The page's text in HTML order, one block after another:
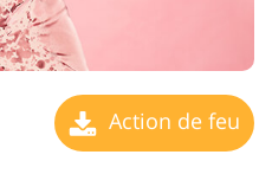
Action de feu